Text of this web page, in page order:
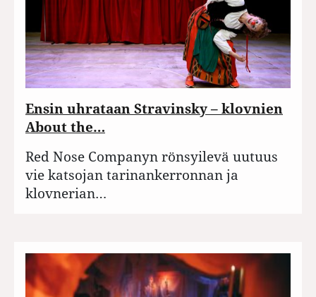
Ensin uhrataan Stravinsky – klovnien
About the…
Red Nose Companyn rönsyilevä uutuus
vie katsojan tarinankerronnan ja
klovnerian…